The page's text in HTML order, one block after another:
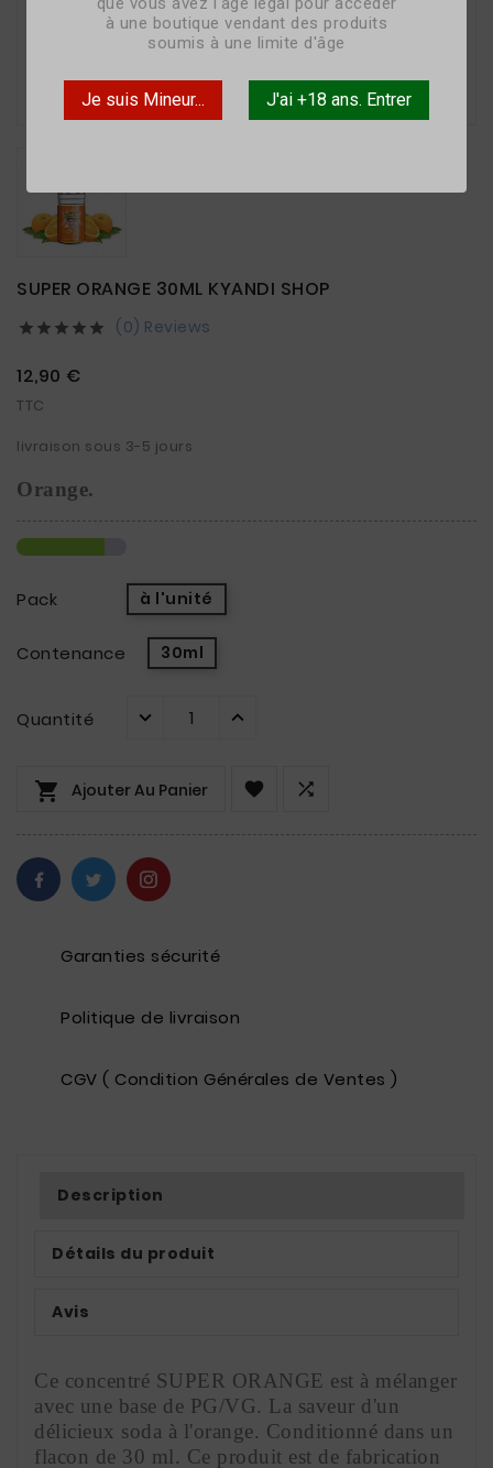
à une boutique vendant des produits
soumis à une limite d'âge
Je suis Mineur... J'ai +18 ans. Entrer 
SUPER ORANGE 30ML KYANDI SHOP
     (0) Reviews
12,90 €
TTC
livraison sous 3-5 jours
Orange.
Pack à l'unité
Contenance 30ml
Quantité
 Ajouter Au Panier  
Garanties sécurité
Politique de livraison
CGV ( Condition Générales de Ventes )
Description
Détails du produit
Avis
Ce concentré SUPER ORANGE est à mélanger
avec une base de PG/VG. La saveur d'un
délicieux soda à l'orange. Conditionné dans un
flacon de 30 ml. Ce produit est de fabrication